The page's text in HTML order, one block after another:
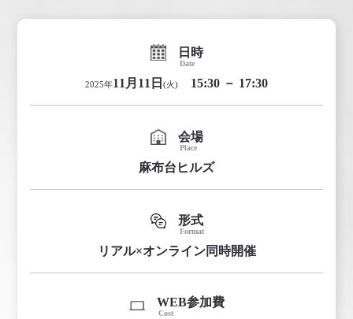
日時
Date
2025年11月11日 (火) 15:30 － 17:30
会場
Place
麻布台ヒルズ
形式
Format
リアル×オンライン同時開催
WEB参加費
Cost